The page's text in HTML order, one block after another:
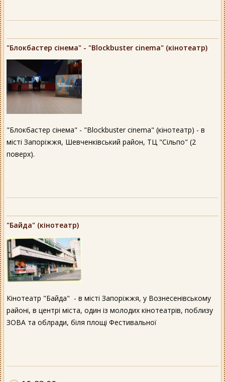
"Блокбастер сінема" - "Blockbuster cinema" (кінотеатр)
"Блокбастер сінема" - "Blockbuster cinema" (кінотеатр) - в
місті Запоріжжя, Шевченківський район, ТЦ "Сільпо" (2
поверх).
"Байда" (кінотеатр)
Кінотеатр "Байда" - в місті Запоріжжя, у Вознесенівському
районі, в центрі міста, один із молодих кінотеатрів, поблизу
ЗОВА та облради, біля площі Фестивальної